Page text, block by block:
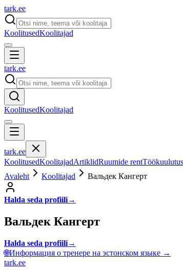
tark.ee
KoolitusedKoolitajad
tark.ee
KoolitusedKoolitajad
tark.ee
KoolitusedKoolitajadArtiklidRuumide rent
Avaleht
Koolitajad Вальдек Кангерт
Halda seda profiili→
Вальдек Кангерт
Halda seda profiili→
🌐Информация о тренере на эстонском языке →
tark.ee